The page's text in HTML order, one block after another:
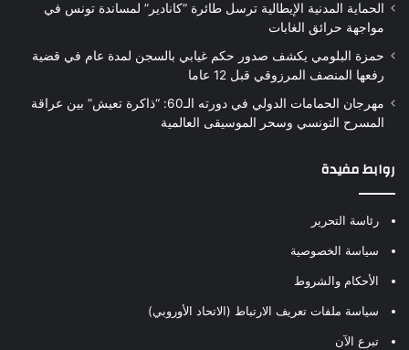
الحماية المدنية الإيطالية ترسل طائرة “كانادير” لمساندة تونس في
مواجهة حرائق الغابات
حمزة البلومي يكشف صدور حكم غيابي بالسجن لمدة عام في قضية
رفعها المنصف المرزوقي قبل 12 عاما
مهرجان الحمامات الدولي في دورته الـ60: “ذاكرة تعيش” بين عراقة
المسرح التونسي وسحر الموسيقى العالمية
روابط مفيدة
رئاسة التحرير
سياسة الخصوصية
الأحكام والشروط
سياسة ملفات تعريف الارتباط (الاتحاد الأوروبي)
تبرع الآن